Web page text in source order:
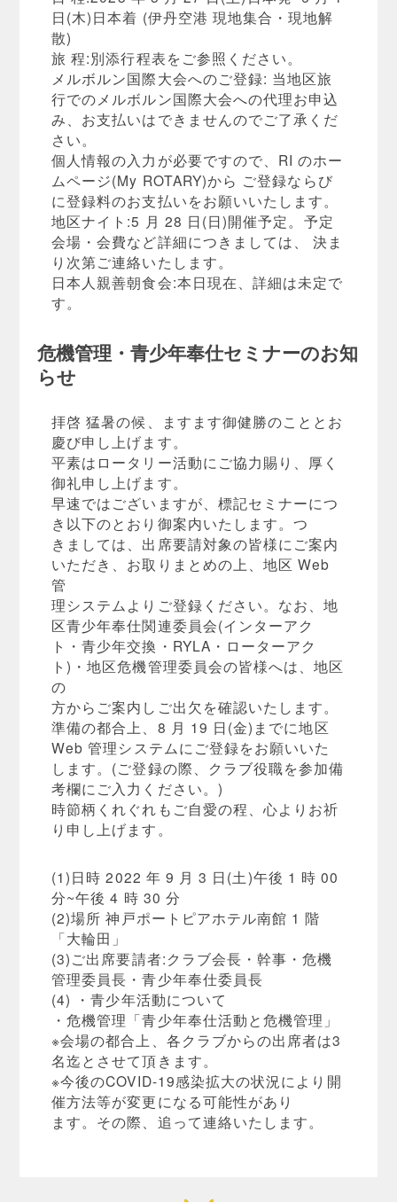
日(木)日本着 (伊丹空港 現地集合・現地解
散)
旅 程:別添行程表をご参照ください。
メルボルン国際大会へのご登録: 当地区旅
行でのメルボルン国際大会への代理お申込
み、お支払いはできませんのでご了承くだ
さい。
個人情報の入力が必要ですので、RI のホー
ムページ(My ROTARY)から ご登録ならび
に登録料のお支払いをお願いいたします。
地区ナイト:5 月 28 日(日)開催予定。予定
会場・会費など詳細につきましては、 決ま
り次第ご連絡いたします。
日本人親善朝食会:本日現在、詳細は未定で
す。
危機管理・青少年奉仕セミナーのお知
らせ
拝啓 猛暑の候、ますます御健勝のこととお
慶び申し上げます。
平素はロータリー活動にご協力賜り、厚く
御礼申し上げます。
早速ではございますが、標記セミナーにつ
き以下のとおり御案内いたします。つ
きましては、出席要請対象の皆様にご案内
いただき、お取りまとめの上、地区 Web
管
理システムよりご登録ください。なお、地
区青少年奉仕関連委員会(インターアク
ト・青少年交換・RYLA・ローターアク
ト)・地区危機管理委員会の皆様へは、地区
の
方からご案内しご出欠を確認いたします。
準備の都合上、8 月 19 日(金)までに地区
Web 管理システムにご登録をお願いいた
します。(ご登録の際、クラブ役職を参加備
考欄にご入力ください。)
時節柄くれぐれもご自愛の程、心よりお祈
り申し上げます。
(1)日時 2022 年 9 月 3 日(土)午後 1 時 00
分~午後 4 時 30 分
(2)場所 神戸ポートピアホテル南館 1 階
「大輪田」
(3)ご出席要請者:クラブ会長・幹事・危機
管理委員長・青少年奉仕委員長
(4) ・青少年活動について
・危機管理「青少年奉仕活動と危機管理」
※会場の都合上、各クラブからの出席者は3
名迄とさせて頂きます。
※今後のCOVID-19感染拡大の状況により開
催方法等が変更になる可能性があり
ます。その際、追って連絡いたします。